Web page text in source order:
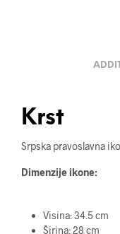
Krst
Srpska pravoslavna
Dimenzije ikone:
Visina: 34.5 cm
Širina: 28 cm